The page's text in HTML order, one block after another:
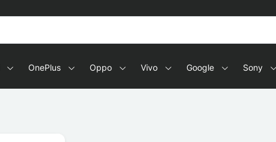
OnePlus Oppo Vivo Google Sony